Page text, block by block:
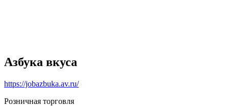
Азбука вкуса
https://jobazbuka.av.ru/
Розничная торговля